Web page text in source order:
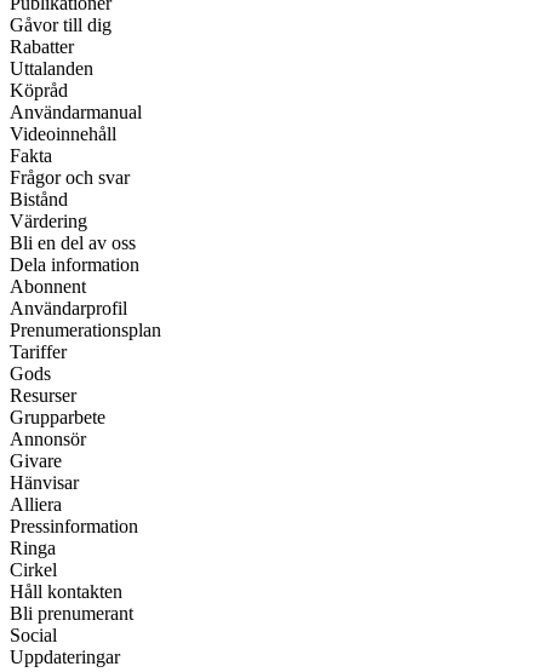
Gåvor till dig
Rabatter
Uttalanden
Köpråd
Användarmanual
Videoinnehåll
Fakta
Frågor och svar
Bistånd
Värdering
Bli en del av oss
Dela information
Abonnent
Användarprofil
Prenumerationsplan
Tariffer
Gods
Resurser
Grupparbete
Annonsör
Givare
Hänvisar
Alliera
Pressinformation
Ringa
Cirkel
Håll kontakten
Bli prenumerant
Social
Uppdateringar